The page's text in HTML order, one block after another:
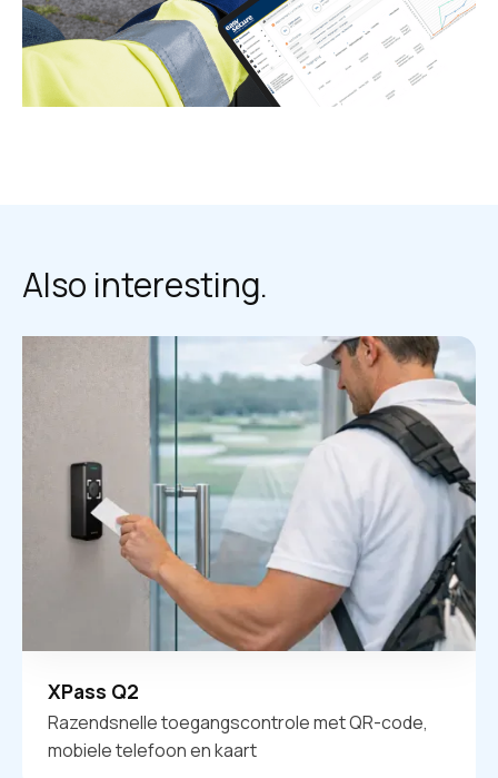
Also interesting.
XPass Q2
Razendsnelle toegangscontrole met QR-code,
mobiele telefoon en kaart